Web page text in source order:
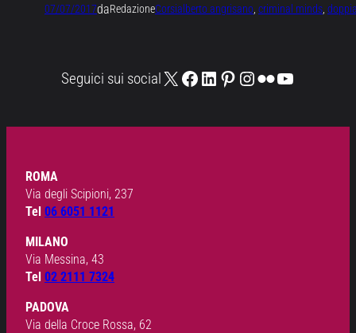
07/07/2017daRedazioneCorsialberto angrisano criminal minds
Seguici sui socialX Facebook
LinkedIn
Pinterest
Instagram
FlickrYouTube
ROMA
Via degli Scipioni, 237
Tel 06 6051 1121
MILANO
Via Messina, 43
Tel 02 2111 7324
PADOVA
Via della Croce Rossa, 62